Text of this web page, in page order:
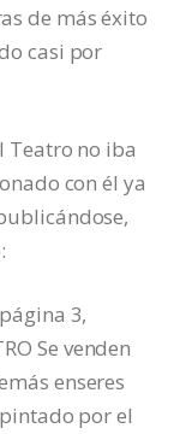
de más éxito
casi por
Teatro no iba
con él ya
3,
Se venden
enseres
por el